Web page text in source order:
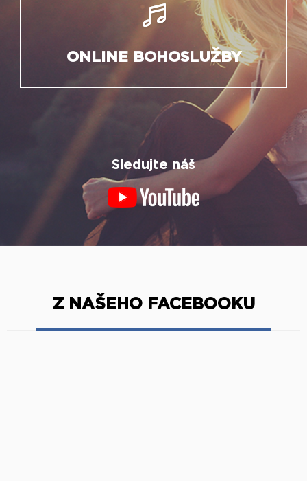
ONLINE BOHOSLUŽBY
Sledujte náš
Z NAŠEHO FACEBOOKU